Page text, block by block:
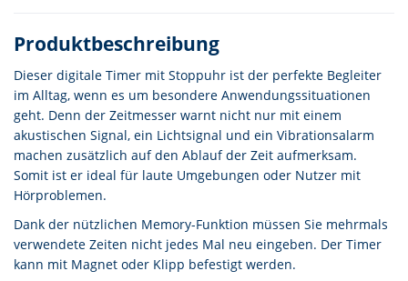
Produktbeschreibung
Dieser digitale Timer mit Stoppuhr ist der perfekte Begleiter
im Alltag, wenn es um besondere Anwendungssituationen
geht. Denn der Zeitmesser warnt nicht nur mit einem
akustischen Signal, ein Lichtsignal und ein Vibrationsalarm
machen zusätzlich auf den Ablauf der Zeit aufmerksam.
Somit ist er ideal für laute Umgebungen oder Nutzer mit
Hörproblemen.
Dank der nützlichen Memory-Funktion müssen Sie mehrmals
verwendete Zeiten nicht jedes Mal neu eingeben. Der Timer
kann mit Magnet oder Klipp befestigt werden.